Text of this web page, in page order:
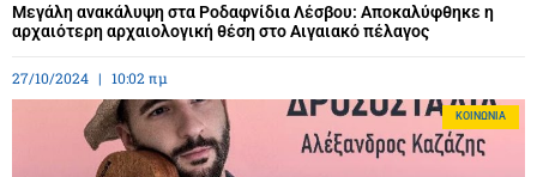
Μεγάλη ανακάλυψη στα Ροδαφνίδια Λέσβου: Αποκαλύφθηκε η
αρχαιότερη αρχαιολογική θέση στο Αιγαιακό πέλαγος
27/10/2024 10:02 πμ
ΚΟΙΝΩΝΊΑ